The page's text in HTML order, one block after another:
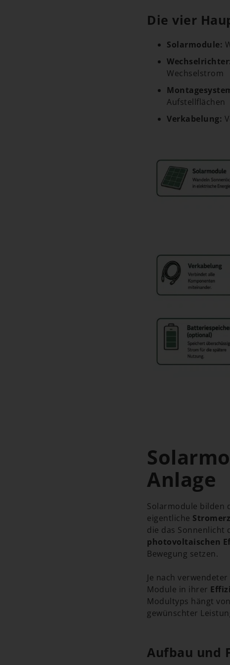
Die vier
Solarmodule:
Wechselstrom
Aufstellflächen
Verkabelung:
Anlage
Solarmodule bilden
eigentliche
die das Sonnenlicht
photovoltaischen
Bewegung setzen.
Je nach
Module in ihrer
Modultyps hängt
gewünschter
Aufbau und